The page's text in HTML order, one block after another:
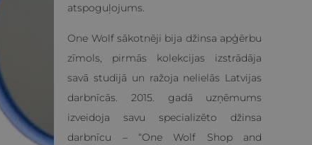
atspoguļojums.
One Wolf sākotnēji bija džinsa apģērbu
zīmols, pirmās kolekcijas izstrādāja
savā studijā un ražoja nelielās Latvijas
darbnīcās. 2015. gadā uzņēmums
izveidoja savu specializēto džinsa
darbnīcu – “One Wolf Shop and
Google Analytics izmanto šo sīkfailu, lai saglabātu sesijas
Google Analytics izmanto šo sīkfailu, lai saglabātu sesijas